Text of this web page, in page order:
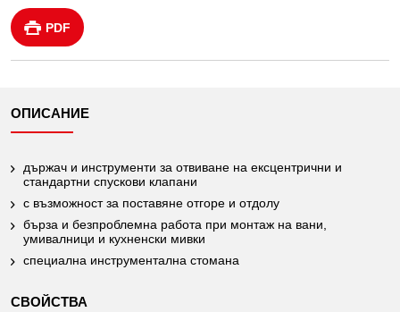
PDF
ОПИСАНИЕ
държач и инструменти за отвиване на ексцентрични и
стандартни спускови клапани
с възможност за поставяне отгоре и отдолу
бърза и безпроблемна работа при монтаж на вани,
умивалници и кухненски мивки
специална инструментална стомана
СВОЙСТВА